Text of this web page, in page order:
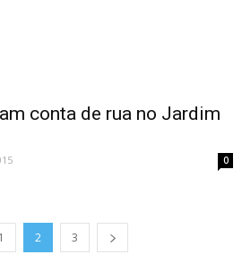
conta de rua no Jardim
0
1 2 3